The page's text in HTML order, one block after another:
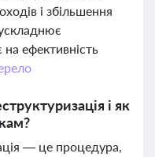
і збільшення
на ефективність
і як
— це процедура,